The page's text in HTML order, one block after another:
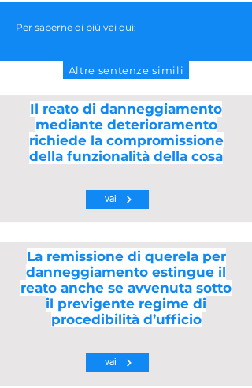
Per saperne di più vai qui:
Altre sentenze simili
Il reato di danneggiamento
mediante deterioramento
richiede la compromissione
della funzionalità della cosa
vai
La remissione di querela per
danneggiamento estingue il
reato anche se avvenuta sotto
il previgente regime di
procedibilità d’ufficio
vai